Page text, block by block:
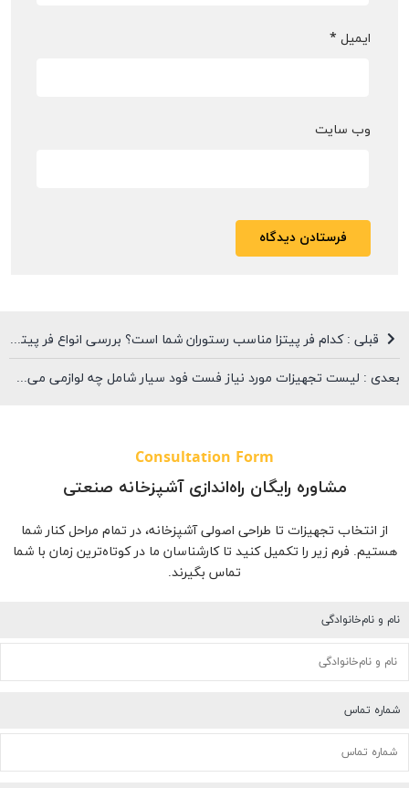
ایمیل *
وب‌ سایت
قبلی : کدام فر پیتزا مناسب رستوران شما است؟ بررسی انواع فر پیتزای رستورانی
بعدی : لیست تجهیزات مورد نیاز فست فود سیار شامل چه لوازمی می‌شود؟
Consultation Form
مشاوره رایگان راه‌اندازی آشپزخانه صنعتی
از انتخاب تجهیزات تا طراحی اصولی آشپزخانه، در تمام مراحل کنار شما
هستیم. فرم زیر را تکمیل کنید تا کارشناسان ما در کوتاه‌ترین زمان با شما
تماس بگیرند.
نام و نام‌خانوادگی
شماره تماس